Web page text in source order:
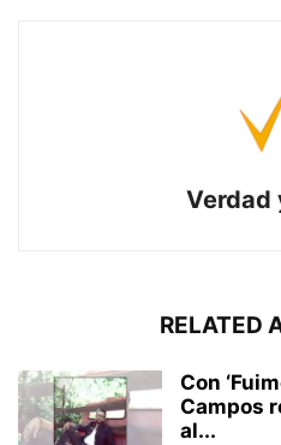
Verdad
RELATED
Con
Campos
al...